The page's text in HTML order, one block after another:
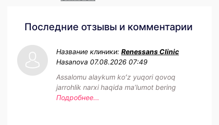
Последние отзывы и комментарии
Название клиники: Renessans Clinic
Hasanova 07.08.2026 07:49
Assalomu alaykum koʻz yuqori qovoq
jarrohlik narxi haqida maʼlumot bering
Подробнее...